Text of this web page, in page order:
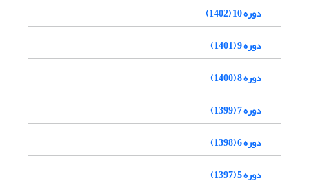
دوره 10 (1402)
دوره 9 (1401)
دوره 8 (1400)
دوره 7 (1399)
دوره 6 (1398)
دوره 5 (1397)